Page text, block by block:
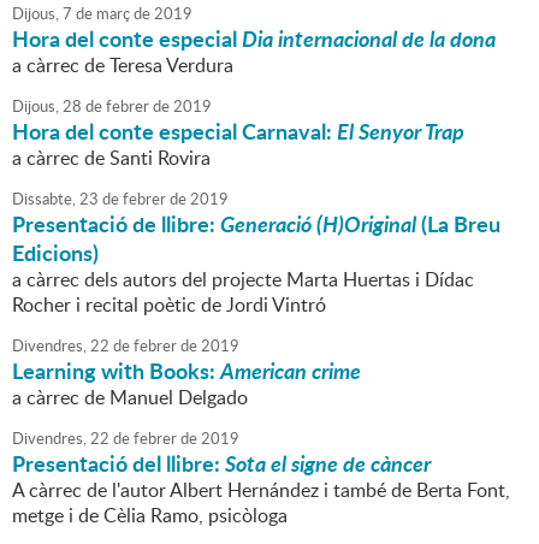
Dijous,7 de marçde2019
Hora del conte especialDia internacional de la dona
a càrrec de Teresa Verdura
Dijous,28 defebrerde2019
Hora del conte especial Carnaval:El Senyor Trap
a càrrec de Santi Rovira
Dissabte,23 defebrerde2019
Presentació de llibre:Generació (H)Original(La Breu
Edicions)
a càrrec dels autors del projecte Marta Huertas i Dídac
Rocher i recital poètic de Jordi Vintró
Divendres,22 defebrerde2019
Learning with Books:American crime
a càrrec de Manuel Delgado
Divendres,22 defebrerde2019
Presentació del llibre:Sota el signe de càncer
A càrrec de l'autor Albert Hernández i també de Berta Font,
metge i de Cèlia Ramo, psicòloga